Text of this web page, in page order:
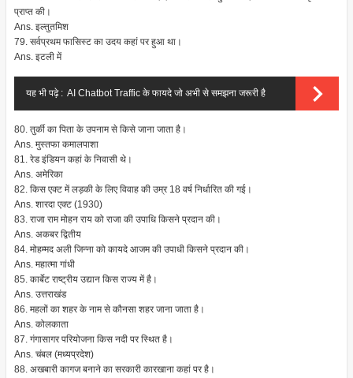
प्राप्त की।
Ans. इल्तुतमिश
79. सर्वप्रथम फासिस्ट का उदय कहां पर हुआ था।
Ans. इटली में
यह भी पढ़े : AI Chatbot Traffic के फायदे जो अभी से समझना जरूरी है
80. तुर्की का पिता के उपनाम से किसे जाना जाता है।
Ans. मुस्तफा कमालपाशा
81. रेड इंडियन कहां के निवासी थे।
Ans. अमेरिका
82. किस एक्ट में लड़की के लिए विवाह की उम्र 18 वर्ष निर्धारित की गई।
Ans. शारदा एक्ट (1930)
83. राजा राम मोहन राय को राजा की उपाधि किसने प्रदान की।
Ans. अकबर द्वितीय
84. मोहम्मद अली जिन्ना को कायदे आजम की उपाधी किसने प्रदान की।
Ans. महात्मा गांधी
85. कार्बेट राष्ट्रीय उद्यान किस राज्य में है।
Ans. उत्तराखंड
86. महलों का शहर के नाम से कौनसा शहर जाना जाता है।
Ans. कोलकाता
87. गंगासागर परियोजना किस नदी पर स्थित है।
Ans. चंबल (मध्यप्रदेश)
88. अखबारी कागज बनाने का सरकारी कारखाना कहां पर है।